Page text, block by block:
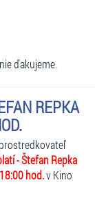
ďakujeme.
REPKA
- Štefan Repka
hod.v Kino